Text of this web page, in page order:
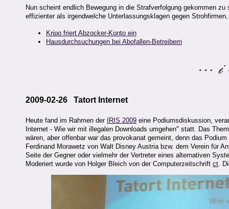
Nun scheint endlich Bewegung in die Strafverfolgung gekommen
effizienter als irgendwelche Unterlassungsklagen gegen
Kripo friert Abzocker-Konto ein
Hausdurchsuchungen bei Abofallen-Betreibern
2009-02-26 Tatort Internet
Heute fand im Rahmen der IRIS 2009 eine Podiumsdiskussion,
Internet - Wie wir mit illegalen Downloads umgehen" statt. Das
wären, aber offenbar war das provokanat gemeint, denn das
Ferdinand Morawetz von Walt Disney Austria bzw. dem Verein für
Seite der Gegner oder vielmehr der Vertreter eines alternativen
Moderiert wurde von Holger Bleich von der Computerzeitschrift ct .